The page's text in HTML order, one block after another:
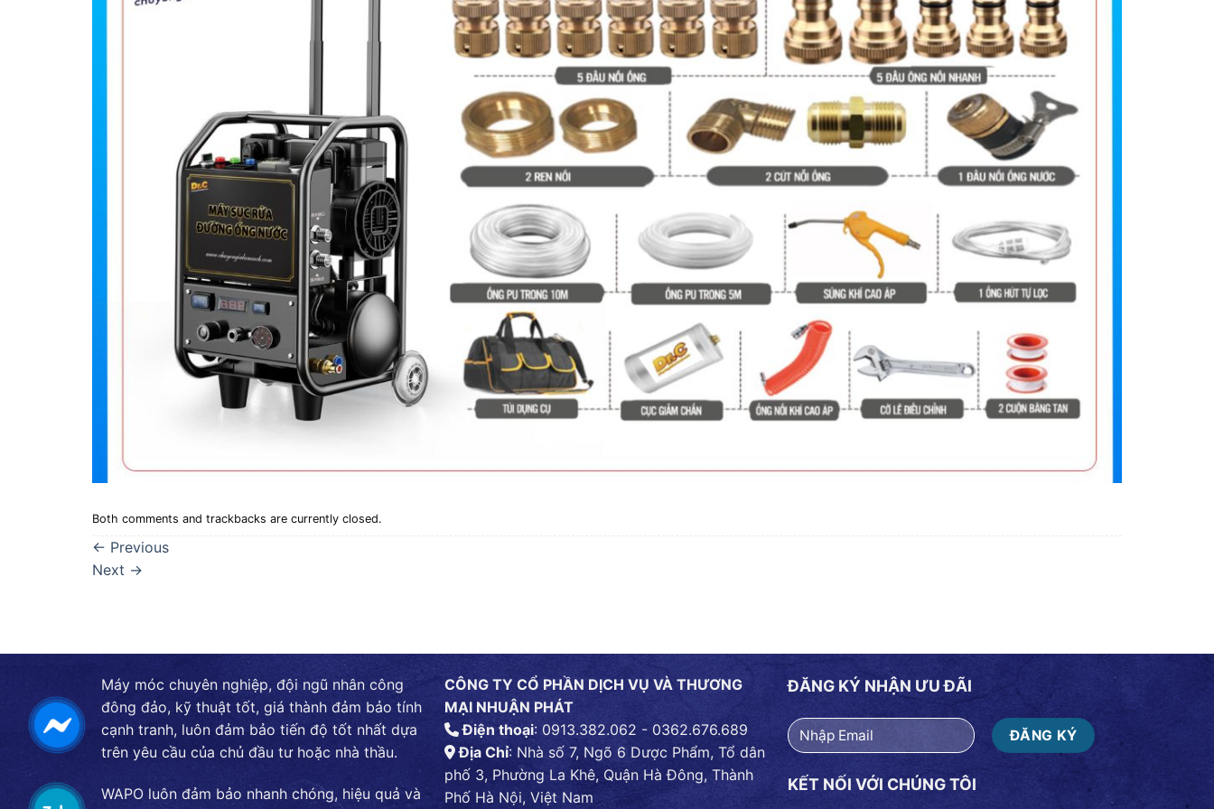
Both comments and trackbacks are currently closed.
← Previous
Next →
Máy móc chuyên nghiệp, đội ngũ nhân công
đông đảo, kỹ thuật tốt, giá thành đảm bảo tính
cạnh tranh, luôn đảm bảo tiến độ tốt nhất dựa
trên yêu cầu của chủ đầu tư hoặc nhà thầu.
WAPO luôn đảm bảo nhanh chóng, hiệu quả và
CÔNG TY CỔ PHẦN DỊCH VỤ VÀ THƯƠNG
MẠI NHUẬN PHÁT
Điện thoại: 0913.382.062 - 0362.676.689
Địa Chỉ: Nhà số 7, Ngõ 6 Dược Phẩm, Tổ dân
phố 3, Phường La Khê, Quận Hà Đông, Thành
Phố Hà Nội, Việt Nam
ĐĂNG KÝ NHẬN ƯU ĐÃI
KẾT NỐI VỚI CHÚNG TÔI